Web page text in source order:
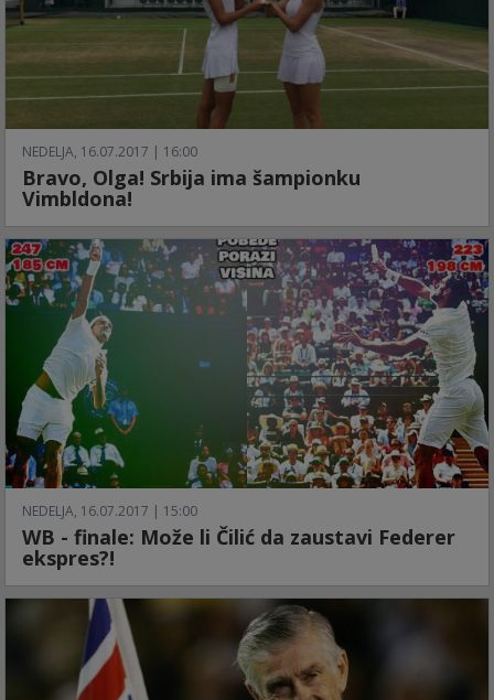
NEDELJA, 16.07.2017 | 16:00
Bravo, Olga! Srbija ima šampionku
Vimbldona!
NEDELJA, 16.07.2017 | 15:00
WB - finale: Može li Čilić da zaustavi Federer
ekspres?!